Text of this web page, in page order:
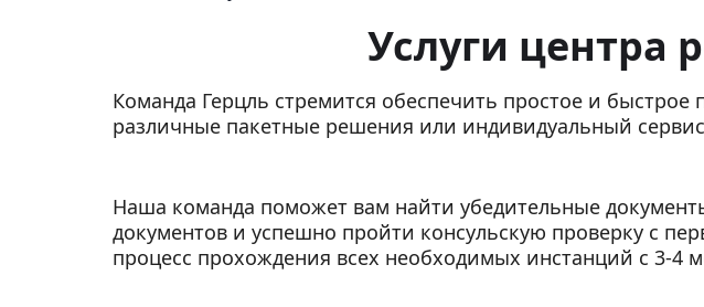
Услуги центра
Команда Герцль стремится обеспечить простое и
различные пакетные решения или индивидуальный
Наша команда поможет вам найти убедительные
документов и успешно пройти консульскую проверку с
процесс прохождения всех необходимых инстанций с 3-4